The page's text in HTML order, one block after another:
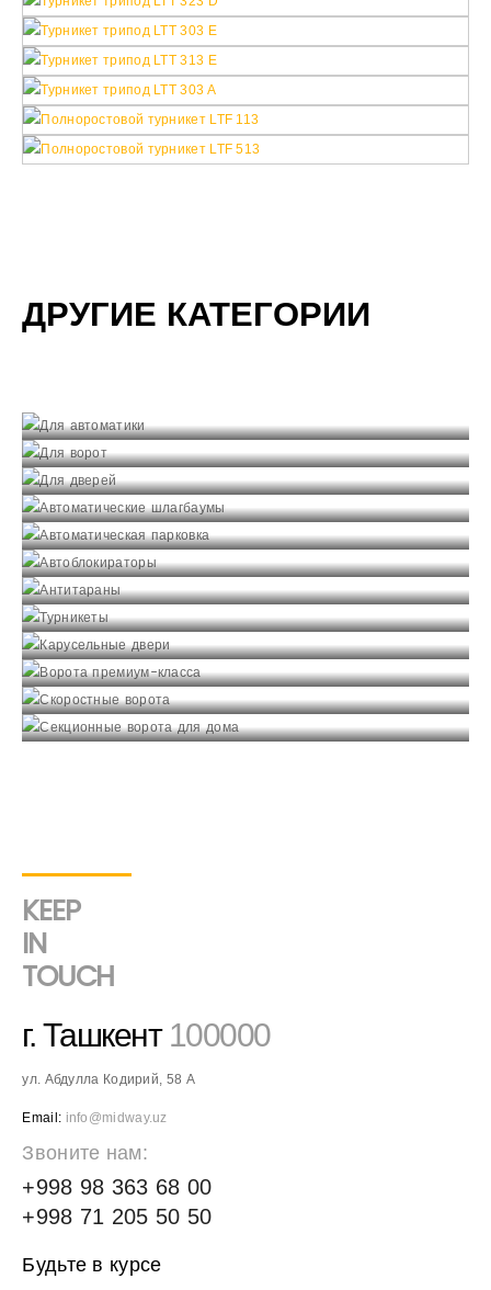
ДРУГИЕ КАТЕГОРИИ
Смотреть
Для дверей
Смотреть
Автоматические шлагбаумы
Смотреть
Автоматическая парковка
Смотреть
Автоблокираторы
Смотреть
Антитараны
Смотреть
Турникеты
Смотреть
Карусельные двери
Смотреть
Ворота премиум-класса
Смотреть
Скоростные ворота
Смотреть
Секционные ворота для дома
Смотреть
KEEP
IN
TOUCH
г. Ташкент100000
ул. Абдулла Кодирий, 58 А
Email: info@midway.uz
Звоните нам:
+998 98 363 68 00
+998 71 205 50 50
Будьте в курсе